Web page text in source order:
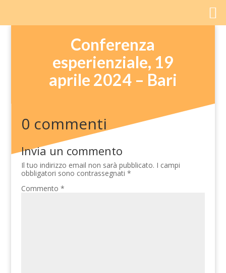
Conferenza
esperienziale, 19
aprile 2024 – Bari
0 commenti
Invia un commento
Il tuo indirizzo email non sarà pubblicato. I campi
obbligatori sono contrassegnati*
Commento*